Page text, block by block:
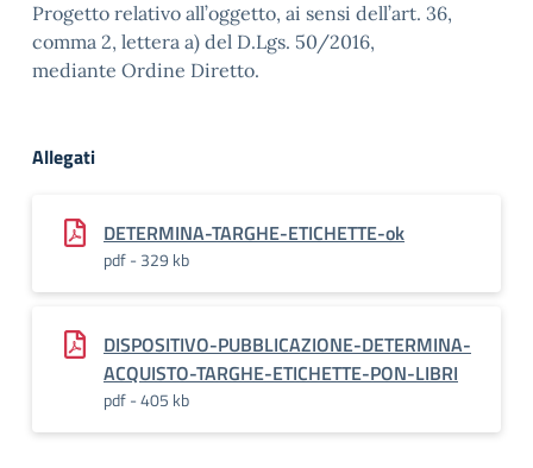
Progetto relativo all’oggetto, ai sensi dell’art. 36,
comma 2, lettera a) del D.Lgs. 50/2016,
mediante Ordine Diretto.
Allegati
DETERMINA-TARGHE-ETICHETTE-ok
pdf - 329 kb
DISPOSITIVO-PUBBLICAZIONE-DETERMINA-
ACQUISTO-TARGHE-ETICHETTE-PON-LIBRI
pdf - 405 kb